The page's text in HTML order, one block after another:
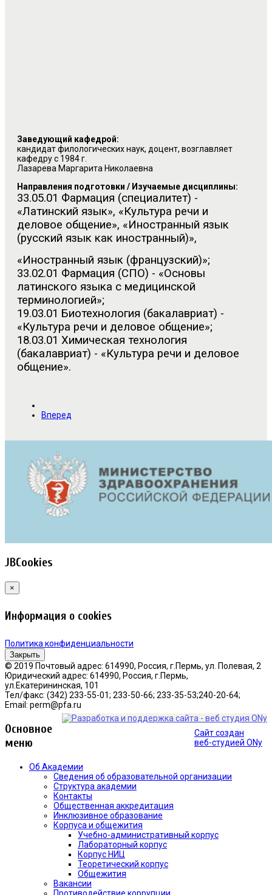
Заведующий кафедрой:
кандидат филологических наук, доцент, возглавляет
кафедру с 1984 г.
Лазарева Маргарита Николаевна
Направления подготовки / Изучаемые дисциплины:
33.05.01 Фармация (специалитет) -
«Латинский язык», «Культура речи и
деловое общение», «Иностранный язык
(русский язык как иностранный)»,
«Иностранный язык (французский)»;
33.02.01 Фармация (СПО) - «Основы
латинского языка с медицинской
терминологией»;
19.03.01 Биотехнология (бакалавриат) -
«Культура речи и деловое общение»;
18.03.01 Химическая технология
(бакалавриат) - «Культура речи и деловое
общение».
Вперед
JBCookies
×
Информация о cookies
Политика конфиденциальности
Закрыть
© 2019 Почтовый адрес: 614990, Россия, г.Пермь, ул. Полевая, 2
Юридический адрес: 614990, Россия, г.Пермь,
ул.Екатерининская, 101
Тел/факс: (342) 233-55-01; 233-50-66; 233-35-53;240-20-64;
Email: perm@pfa.ru
Сайт создан
веб-студией ONy
Основное
меню
Об Академии
Сведения об образовательной организации
Структура академии
Контакты
Общественная аккредитация
Инклюзивное образование
Корпуса и общежития
Учебно-административный корпус
Лабораторный корпус
Корпус НИЦ
Теоретический корпус
Общежития
Вакансии
Противодействие коррупции